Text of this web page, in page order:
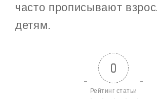
часто прописывают
детям.
0
Рейтинг статьи